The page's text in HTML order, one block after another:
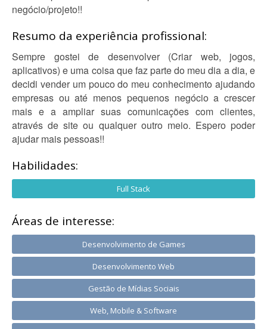
negócio/projeto!!
Resumo da experiência profissional:
Sempre gostei de desenvolver (Criar web, jogos,
aplicativos) e uma coisa que faz parte do meu dia a dia, e
decidi vender um pouco do meu conhecimento ajudando
empresas ou até menos pequenos negócio a crescer
mais e a ampliar suas comunicações com clientes,
através de site ou qualquer outro meio. Espero poder
ajudar mais pessoas!!
Habilidades:
Full Stack
Áreas de interesse:
Desenvolvimento de Games
Desenvolvimento Web
Gestão de Mídias Sociais
Web, Mobile & Software